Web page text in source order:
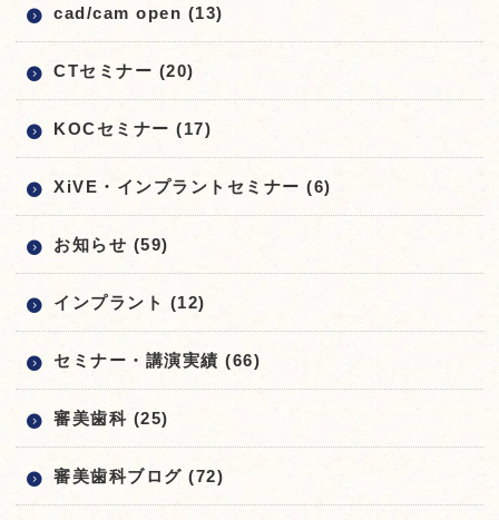
cad/cam open (13)
CTセミナー (20)
KOCセミナー (17)
XiVE・インプラントセミナー (6)
お知らせ (59)
インプラント (12)
セミナー・講演実績 (66)
審美歯科 (25)
審美歯科ブログ (72)